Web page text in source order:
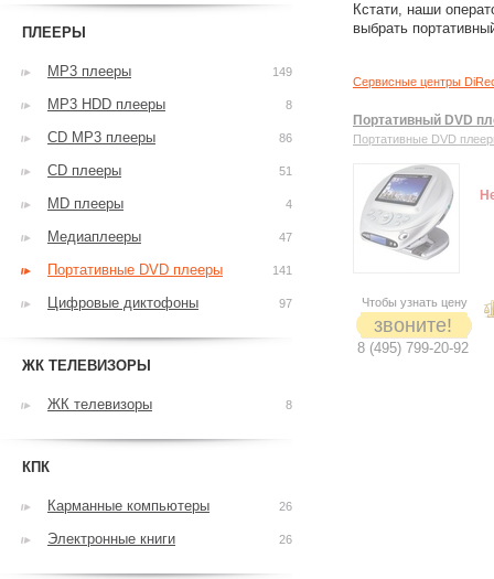
Кстати, наши
выбрать
Сервисные центры
Портативный DVD
Портативные DVD
Чтобы узнать цену
звоните!
8 (495) 799-20-92
ПЛЕЕРЫ
MP3 плееры 149
MP3 HDD плееры 8
CD MP3 плееры 86
CD плееры 51
MD плееры 4
Медиаплееры 47
Портативные DVD плееры 141
Цифровые диктофоны 97
ЖК ТЕЛЕВИЗОРЫ
ЖК телевизоры 8
КПК
Карманные компьютеры 26
Электронные книги 26